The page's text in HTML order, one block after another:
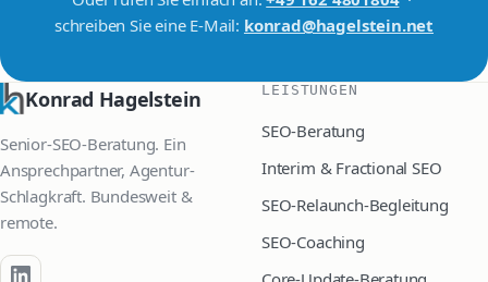
schreiben Sie eine E-Mail: konrad@hagelstein.net
Konrad Hagelstein
Senior-SEO-Beratung. Ein
Ansprechpartner, Agentur-
Schlagkraft. Bundesweit &
remote.
LEISTUNGEN
SEO-Beratung
Interim & Fractional SEO
SEO-Relaunch-Begleitung
SEO-Coaching